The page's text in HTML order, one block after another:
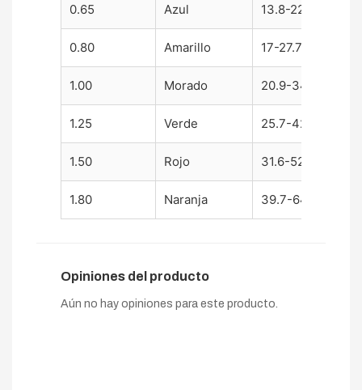
0.65 Azul 13.8-22.5 mm
0.80 Amarillo 17-27.7 mm
1.00 Morado 20.9-34.2 mm
1.25 Verde 25.7-42.3 mm
1.50 Rojo 31.6-52.2 mm
1.80 Naranja 39.7-64.2 mm
Opiniones del producto
Aún no hay opiniones para este producto.